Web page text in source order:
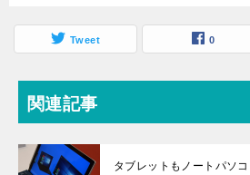
Tweet 0
関連記事
タブレットもノートパソ